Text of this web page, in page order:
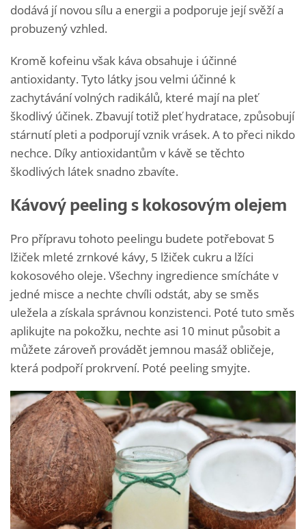
dodává jí novou sílu a energii a podporuje její svěží a
probuzený vzhled.
Kromě kofeinu však káva obsahuje i účinné
antioxidanty. Tyto látky jsou velmi účinné k
zachytávání volných radikálů, které mají na pleť
škodlivý účinek. Zbavují totiž pleť hydratace, způsobují
stárnutí pleti a podporují vznik vrásek. A to přeci nikdo
nechce. Díky antioxidantům v kávě se těchto
škodlivých látek snadno zbavíte.
Kávový peeling s kokosovým olejem
Pro přípravu tohoto peelingu budete potřebovat 5
lžiček mleté zrnkové kávy, 5 lžiček cukru a lžíci
kokosového oleje. Všechny ingredience smícháte v
jedné misce a nechte chvíli odstát, aby se směs
uležela a získala správnou konzistenci. Poté tuto směs
aplikujte na pokožku, nechte asi 10 minut působit a
můžete zároveň provádět jemnou masáž obličeje,
která podpoří prokrvení. Poté peeling smyjte.